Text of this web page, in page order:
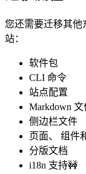
您还需要迁移其他
站：
软件包
CLI 命令
站点配置
Markdown 文
侧边栏文件
页面、 组件
分版文档
i18n 支持🚧